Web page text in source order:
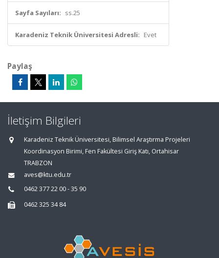
Sayfa Sayıları: ss.25
Karadeniz Teknik Üniversitesi Adresli: Evet
Paylaş
İletişim Bilgileri
Karadeniz Teknik Üniversitesi, Bilimsel Araştırma Projeleri
Koordinasyon Birimi, Fen Fakültesi Giriş Katı, Ortahisar
TRABZON
aves@ktu.edu.tr
0462 377 22 00 - 35 90
0462 325 34 84